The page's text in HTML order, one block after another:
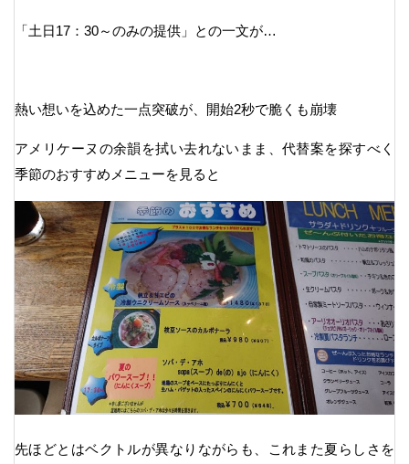
「土日17：30～のみの提供」との一文が…
熱い想いを込めた一点突破が、開始2秒で脆くも崩壊
アメリケーヌの余韻を拭い去れないまま、代替案を探すべく
季節のおすすめメニューを見ると
先ほどとはベクトルが異なりながらも、これまた夏らしさを